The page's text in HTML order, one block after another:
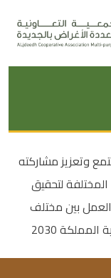
وتعزيز مشاركته
لتحقيق
بين مختلف
2030